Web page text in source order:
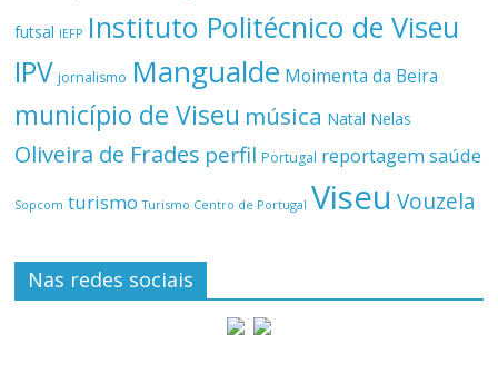
futsal IEFP Instituto Politécnico de Viseu
IPV jornalismo Mangualde Moimenta da Beira
município de Viseu música Natal Nelas
Oliveira de Frades perfil Portugal reportagemsaúde
Sopcom turismo Turismo Centro de Portugal Viseu Vouzela
Nas redes sociais